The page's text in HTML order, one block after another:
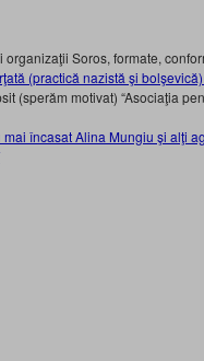
Soros, formate,
(practică nazistă şi
(sperăm motivat) “Asociaţia
încasat Alina Mungiu şi alţi